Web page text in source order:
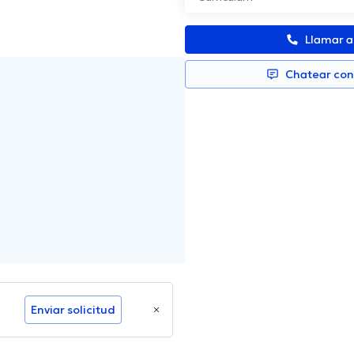
Llamar
Chatear
Enviar solicitud